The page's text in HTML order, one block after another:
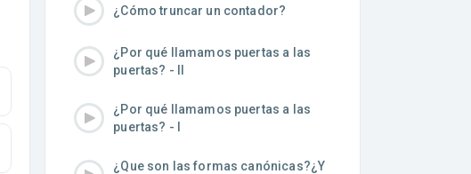
¿Cómo truncar un contador?
¿Por qué llamamos puertas a las
puertas? - II
¿Por qué llamamos puertas a las
puertas? - I
¿Que son las formas canónicas?¿Y